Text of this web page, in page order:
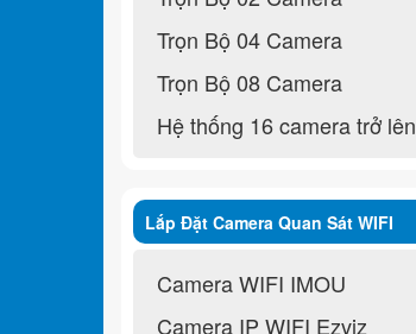
Trọn Bộ 04 Camera
Trọn Bộ 08 Camera
Hệ thống 16 camera trở lên
Lắp Đặt Camera Quan Sát WIFI
Không Dây
Camera WIFI IMOU
Camera IP WIFI Ezviz